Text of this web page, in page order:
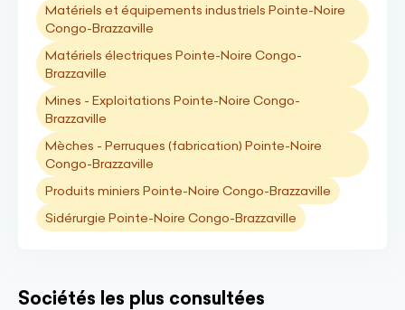
Matériels et équipements industriels Pointe-Noire
Congo-Brazzaville
Matériels électriques Pointe-Noire Congo-
Brazzaville
Mines - Exploitations Pointe-Noire Congo-
Brazzaville
Mèches - Perruques (fabrication) Pointe-Noire
Congo-Brazzaville
Produits miniers Pointe-Noire Congo-Brazzaville
Sidérurgie Pointe-Noire Congo-Brazzaville
Sociétés les plus consultées